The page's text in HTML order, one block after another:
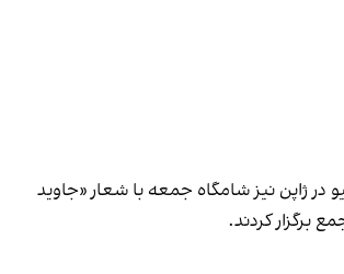
در ژاپن نیز شامگاه جمعه با شعار «جاوید
برگزار کردند.